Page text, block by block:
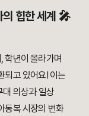
힙한 세계 🎤
학년이 올라가며
되고 있어요! 이는
대 의상과 일상
동복 시장의 변화